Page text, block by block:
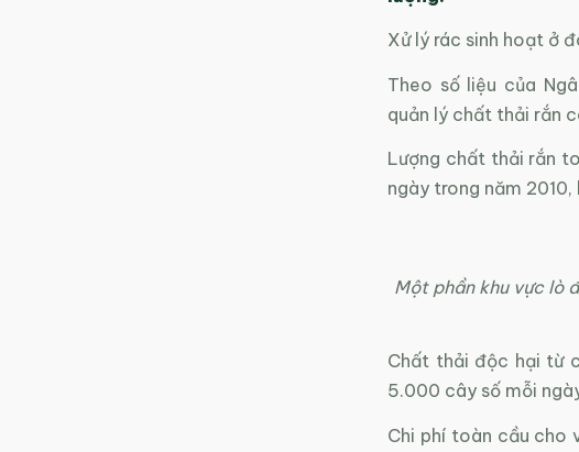
Xử lý rác sinh hoạt ở
Theo số liệu của
quản lý chất thải rắn
Lượng chất thải rắn
ngày trong năm
Một phần khu vực lò
Chất thải độc hại từ
5.000 cây số mỗi
Chi phí toàn cầu cho